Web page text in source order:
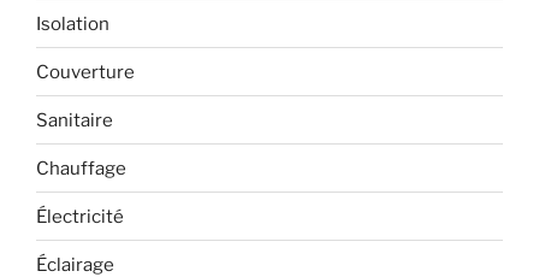
Isolation
Couverture
Sanitaire
Chauffage
Électricité
Éclairage